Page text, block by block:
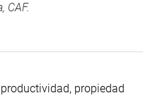
CAF.
propiedad